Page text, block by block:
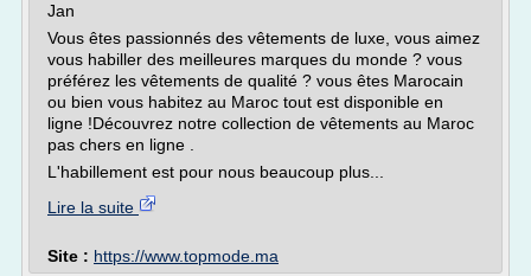
Jan
Vous êtes passionnés des vêtements de luxe, vous aimez
vous habiller des meilleures marques du monde ? vous
préférez les vêtements de qualité ? vous êtes Marocain
ou bien vous habitez au Maroc tout est disponible en
ligne !Découvrez notre collection de vêtements au Maroc
pas chers en ligne .
L'habillement est pour nous beaucoup plus...
Lire la suite
Site : https://www.topmode.ma